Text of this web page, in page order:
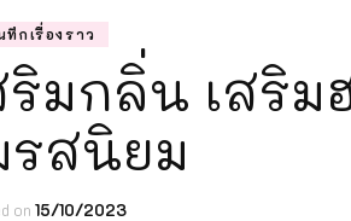
ทึกเรื่องราว
ริมกลิ่น เสริม
รสนิยม
on 15/10/2023